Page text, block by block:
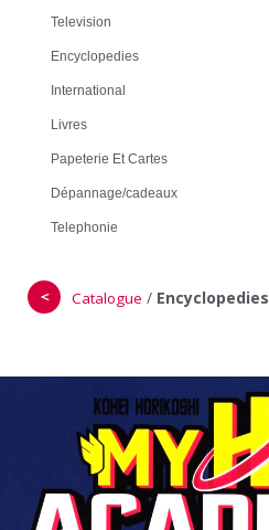
Television
Encyclopedies
International
Livres
Papeterie Et Cartes
Dépannage/cadeaux
Telephonie
＜ Catalogue / Encyclopedies